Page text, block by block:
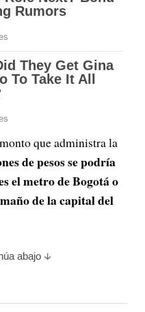
que administra la
de pesos se podría
el metro de Bogotá o
de la capital del
abajo